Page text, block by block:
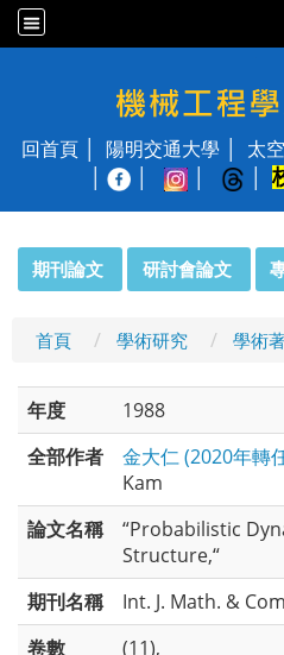
國立陽明交通大
回首頁 陽明交通大學 太
期刊論文 研討會論文
首頁 學術研究 學術
年度
1988
全部作者
金大仁 (2020年轉
Kam
論文名稱
“Probabilistic
Structure,“
期刊名稱
Int. J. Math. &
卷數
(11),